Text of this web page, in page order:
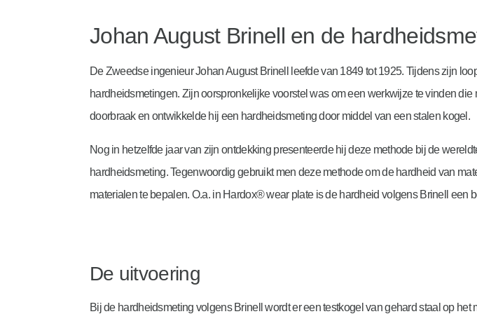
Johan August Brinell en de
De Zweedse ingenieur Johan August Brinell leefde van 1849 tot 1925. Tijdens zijn
hardheidsmetingen. Zijn oorspronkelijke voorstel was om een werkwijze te vinden
doorbraak en ontwikkelde hij een hardheidsmeting door middel van een stalen kogel.
Nog in hetzelfde jaar van zijn ontdekking presenteerde hij deze methode bij de
hardheidsmeting. Tegenwoordig gebruikt men deze methode om de hardheid van
materialen te bepalen. O.a. in Hardox® wear plate is de hardheid volgens Brinell een
De uitvoering
Bij de hardheidsmeting volgens Brinell wordt er een testkogel van gehard staal op